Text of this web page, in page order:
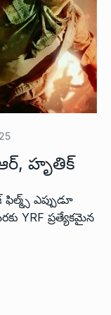
హృతిక్
ఎప్పుడూ
YRF ప్రత్యేకమైన